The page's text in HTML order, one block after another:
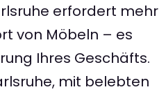
erfordert mehr
von Möbeln – es
Ihres Geschäfts.
mit belebten